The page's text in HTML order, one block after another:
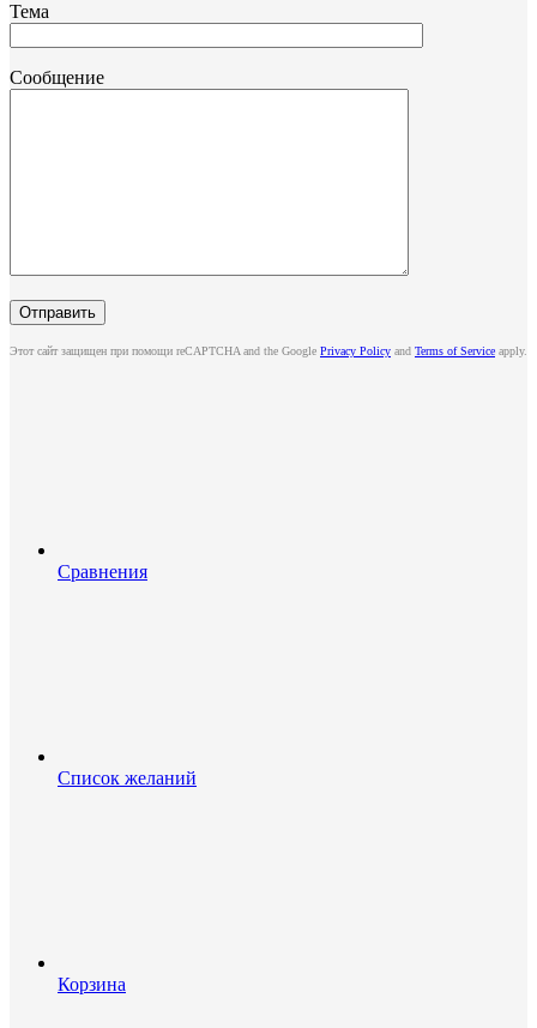
Тема
Сообщение
Этот сайт защищен при помощи reCAPTCHA and the Google Privacy Policy and Terms of Service apply.
Сравнения
Список желаний
Корзина